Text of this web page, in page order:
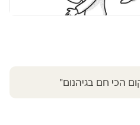
הכי חם בגיהנום"